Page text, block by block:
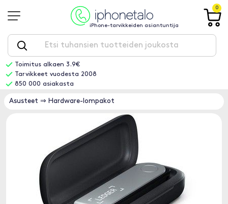
iPhone-tarvikkeiden asiantuntija
0
Toimitus alkaen 3.9€
Tarvikkeet vuodesta 2008
850 000 asiakasta
Asusteet ⇒ Hardware-lompakot